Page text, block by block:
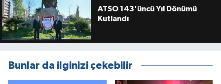
ATSO 143'üncü Yıl Dönümü
Kutlandı
Bunlar da ilginizi çekebilir